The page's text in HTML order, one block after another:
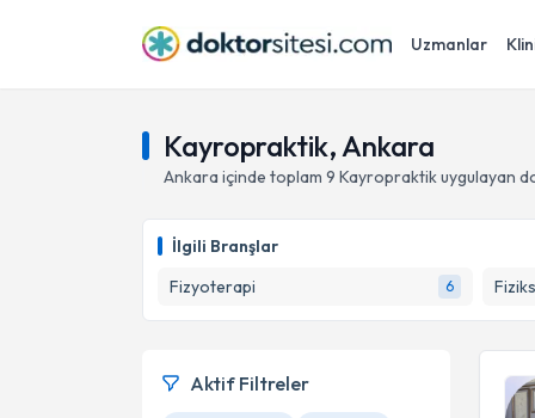
Uzmanlar
Kayropraktik, Ankara
Ankara içinde toplam 9 Kayropraktikuygulayan
İlgili Branşlar
Fizyoterapi
6
Aktif Filtreler